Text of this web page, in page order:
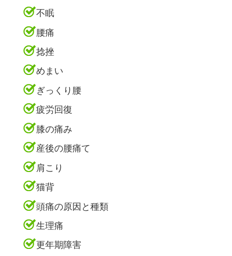
不眠
腰痛
捻挫
めまい
ぎっくり腰
疲労回復
膝の痛み
産後の腰痛て
肩こり
猫背
頭痛の原因と種類
生理痛
更年期障害